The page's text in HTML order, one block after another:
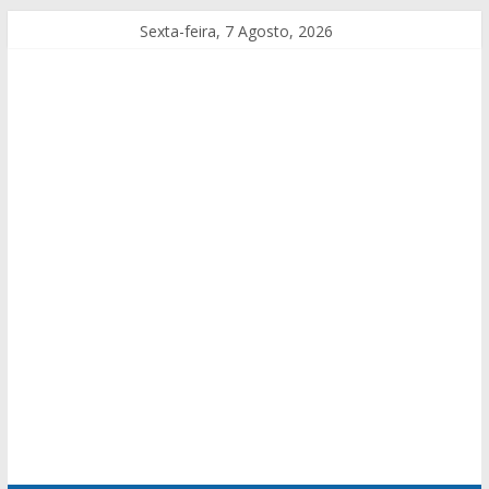
Sexta-feira, 7 Agosto, 2026